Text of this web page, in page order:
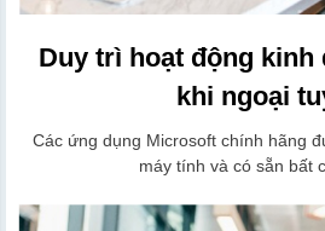
Duy trì hoạt động kinh
khi ngoại
Các ứng dụng Microsoft chính hãng
máy tính và có sẵn bất